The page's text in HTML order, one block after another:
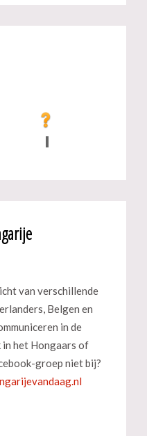
van verschillende
Belgen en
in de
in het Hongaars of
groep niet bij?